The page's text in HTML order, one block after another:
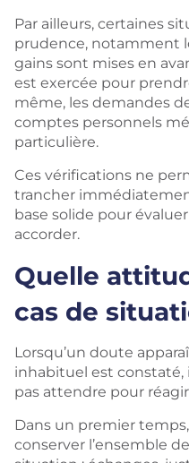
Par ailleurs, certaines
prudence, notamment
gains sont mises en
est exercée pour
même, les demandes
comptes personnels
particulière.
Ces vérifications ne
trancher
base solide pour
accorder.
Quelle
cas de
Lorsqu’un doute
inhabituel est
pas attendre pour
Dans un premier
conserver l’ensemble